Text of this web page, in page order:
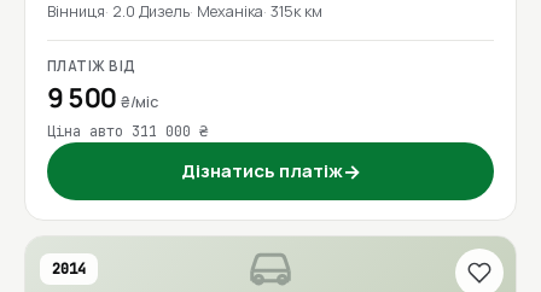
Вінниця 2.0 Дизель Механіка 315к км
ПЛАТІЖ ВІД
9 500₴/міс
Ціна авто 311 000 ₴
Дізнатись платіж→
2014